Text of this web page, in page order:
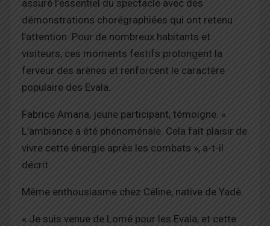
assuré l’essentiel du spectacle avec des
démonstrations chorégraphiées qui ont retenu
l’attention. Pour de nombreux habitants et
visiteurs, ces moments festifs prolongent la
ferveur des arènes et renforcent le caractère
populaire des Evala.
Fabrice Amana, jeune participant, témoigne. «
L’ambiance a été phénoménale. Cela fait plaisir de
vivre cette énergie après les combats », a-t-il
décrit.
Même enthousiasme chez Céline, native de Yadè.
« Je suis venue de Lomé pour les Evala, et cette